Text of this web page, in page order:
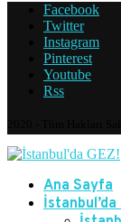
Facebook
Twitter
Instagram
Pinterest
Youtube
Rss
Ana Sayfa
İstanbul’da